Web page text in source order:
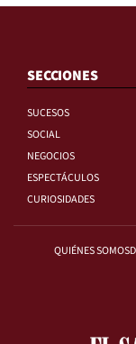
SECCIONES
SUCESOS
SOCIAL
NEGOCIOS
ESPECTÁCULOS
CURIOSIDADES
QUIÉNES SOMOS